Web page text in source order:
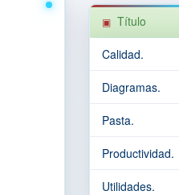
Título
Calidad.
Diagramas.
Pasta.
Productividad.
Utilidades.